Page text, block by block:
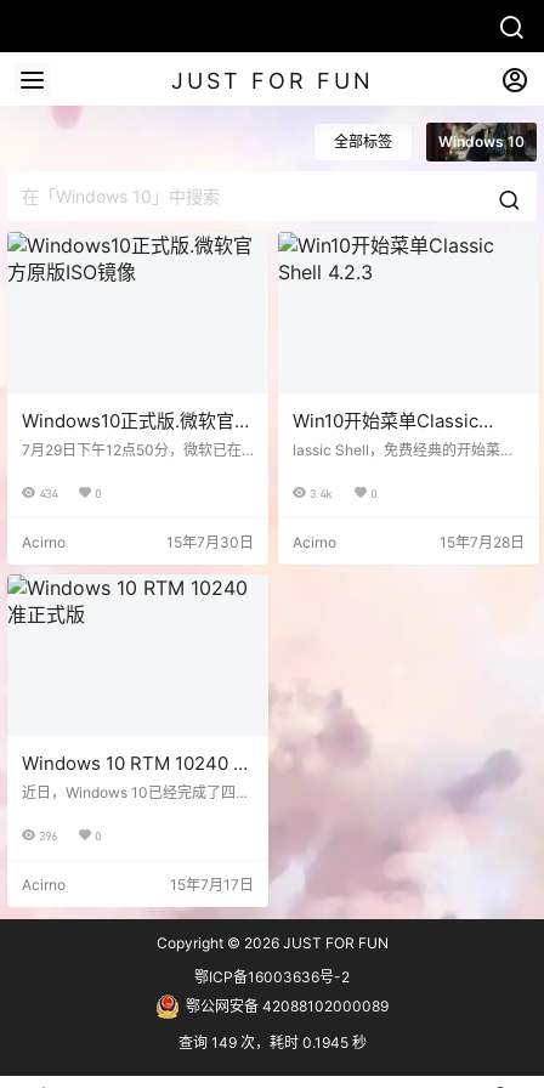
JUST FOR FUN
全部标签 Windows 10
Windows10正式版.微软官方
原版ISO镜像
7月29日下午12点50分，微软已在
式版镜像，包括家庭版、专业版、
QR9VK-WTVCK 专业版 安装密钥：
VK7JG-NPHTM-C97JM-9MPGT-
3V66T 专业版 激活密钥：W269N-
WFGWX-YVC9B-4J6C9-T83GX
下载 Win10正式版32位…
434 0
Acirno 15年7月30日
Win10开始菜单Classic
Shell 4.2.3
lassic Shell，免费经典的开始菜单
2.3 RC 候选版来啦！这次主要改进
这款即将发布的新系统中使用传统
的开始菜单，那么Classic Shell不
3.4k 0
Acirno 15年7月28日
Windows 10 RTM 10240 准
正式版
近日，Windows 10已经完成了四个
来。而今天，微软已向Windows Ins
更新，本次发布的并不是微软ISO官
方镜像，估计此次目的只是为了测
送和安装情况。 现在@WZor爆料大
神已拿到ISO镜像，本站已经分流下
396 0
Acirno 15年7月17日
Copyright © 2026JUST FOR FUN
鄂ICP备16003636号-2
鄂公网安备 42088102000089
查询 149 次，耗时 0.1945 秒